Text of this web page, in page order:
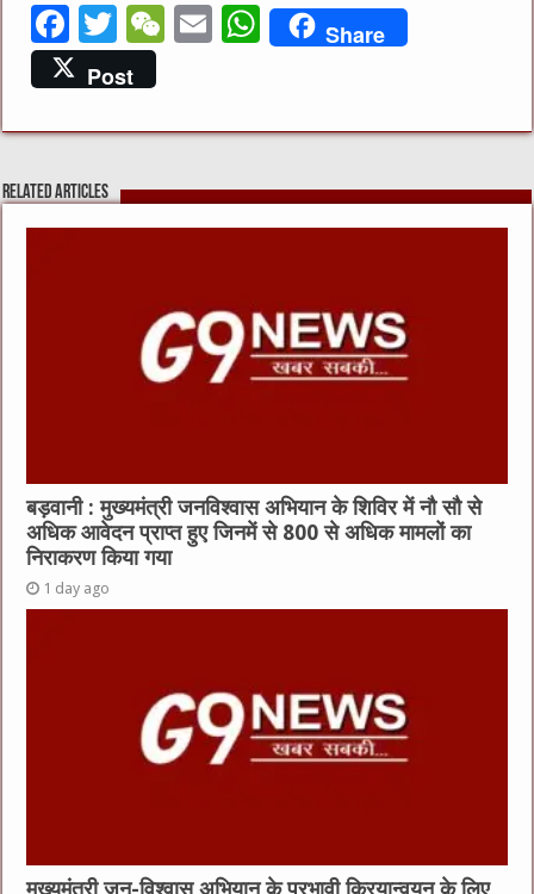
F
a
c
e
b
o
T
w
it
te
W
h
E
l
W
h
s
p
Share
Post
Related Articles
बड़वानी : मुख्यमंत्री जनविश्वास अभियान के शिविर में नौ सौ से
अधिक आवेदन प्राप्त हुए जिनमें से 800 से अधिक मामलों का
निराकरण किया गया
1 day ago
मुख्यमंत्री जन-विश्वास अभियान के प्रभावी क्रियान्वयन के लिए